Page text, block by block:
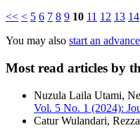
<< < 5 6 7 8 9 10 11 12 13 14
You may also start an
Most read articles by
Nuzula Laila Utami,
Vol. 5 No. 1 (2024):
Catur Wulandari,